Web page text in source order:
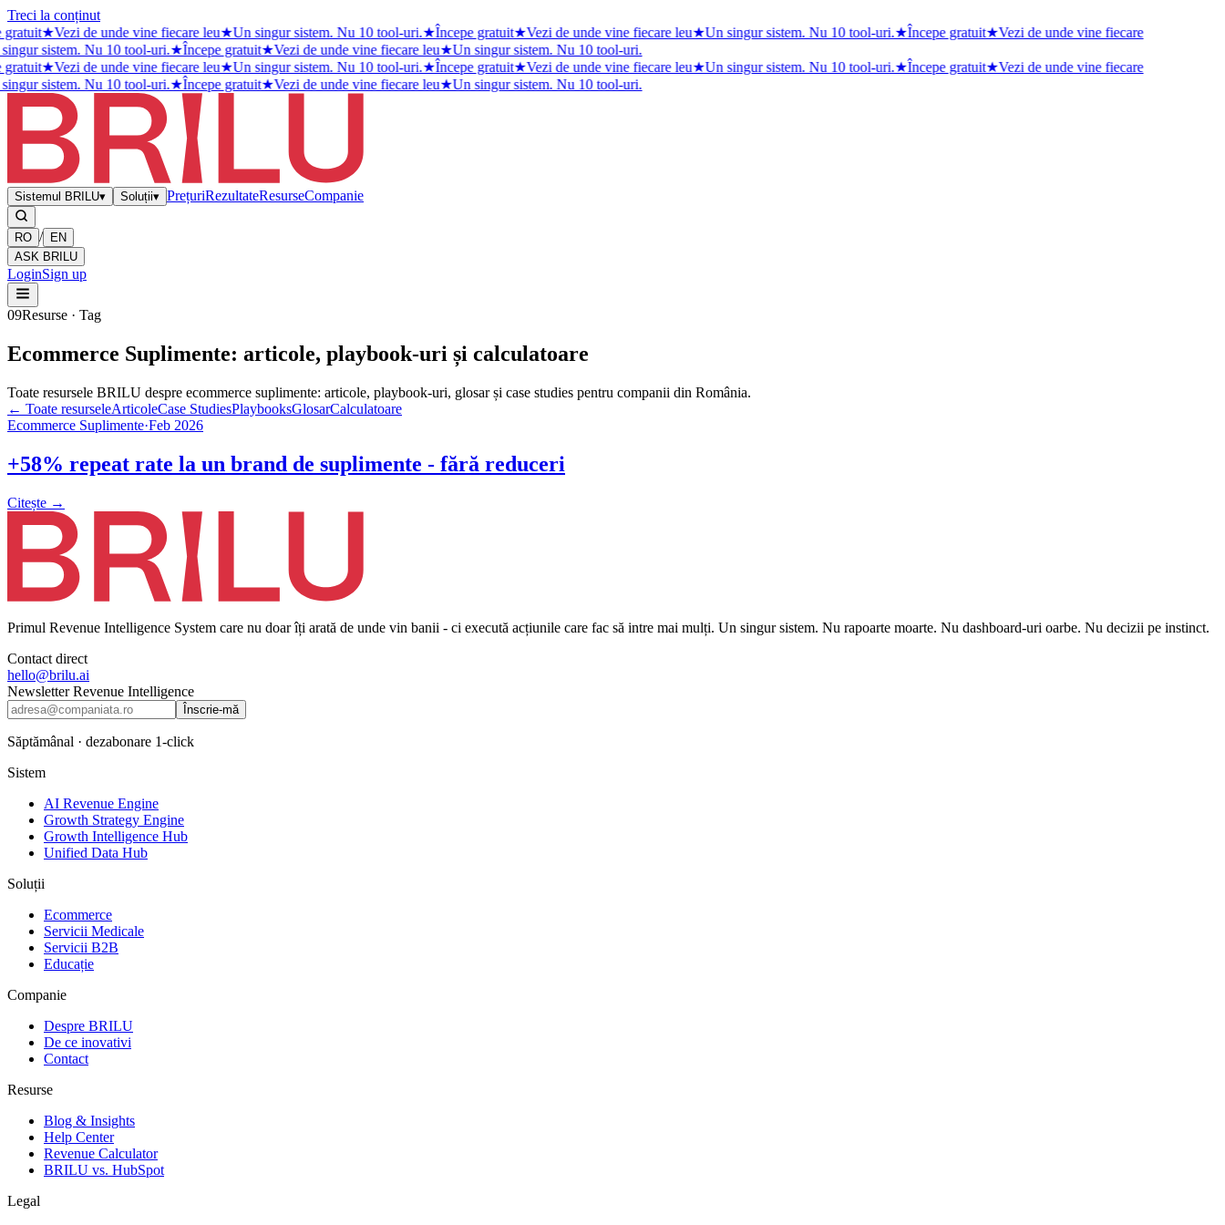
Treci la conținut
★Vezi de unde vine fiecare leu★Un singur sistem. Nu 10 tool-uri.★Începe gratuit★Vezi de unde vine fiecare leu★Un singur sistem. Nu 10 tool-uri.★Începe gratuit★Vezi de unde vine fiecare
sistem. Nu 10 tool-uri.★Începe gratuit★Vezi de unde vine fiecare leu★Un singur sistem. Nu 10 tool-uri.
★Vezi de unde vine fiecare leu★Un singur sistem. Nu 10 tool-uri.★Începe gratuit★Vezi de unde vine fiecare leu★Un singur sistem. Nu 10 tool-uri.★Începe gratuit★Vezi de unde vine fiecare
sistem. Nu 10 tool-uri.★Începe gratuit★Vezi de unde vine fiecare leu★Un singur sistem. Nu 10 tool-uri.
Sistemul BRILU▾ Soluții▾ PrețuriRezultateResurseCompanie
RO /
EN
ASK BRILU
LoginSign up
09Resurse · Tag
Ecommerce Suplimente: articole, playbook-uri și calculatoare
Toate resursele BRILU despre ecommerce suplimente: articole, playbook-uri, glosar și case studies pentru companii din România.
← Toate resurseleArticoleCase StudiesPlaybooksGlosarCalculatoare
Ecommerce Suplimente·Feb 2026
+58% repeat rate la un brand de suplimente - fără reduceri
Citește →
Primul Revenue Intelligence System care nu doar îți arată de unde vin banii - ci execută acțiunile care fac să intre mai mulți. Un singur sistem. Nu rapoarte moarte. Nu dashboard-uri oarbe. Nu decizii pe instinct.
Contact direct
hello@brilu.ai
Newsletter Revenue Intelligence
Înscrie-mă
Săptămânal · dezabonare 1-click
Sistem
AI Revenue Engine
Growth Strategy Engine
Growth Intelligence Hub
Unified Data Hub
Soluții
Ecommerce
Servicii Medicale
Servicii B2B
Educație
Companie
Despre BRILU
De ce inovativi
Contact
Resurse
Blog & Insights
Help Center
Revenue Calculator
BRILU vs. HubSpot
Legal